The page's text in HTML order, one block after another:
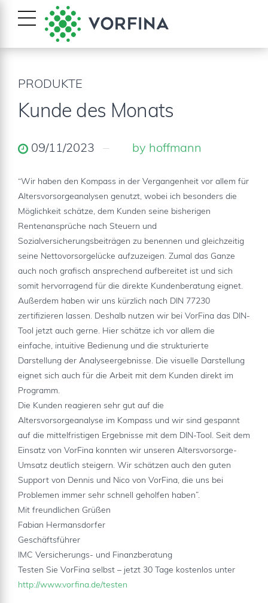
PRODUKTE
Kunde des Monats
09/11/2023 by hoffmann
“Wir haben den Kompass in der Vergangenheit vor allem für
Altersvorsorgeanalysen genutzt, wobei ich besonders die
Möglichkeit schätze, dem Kunden seine bisherigen
Rentenansprüche nach Steuern und
Sozialversicherungsbeiträgen zu benennen und gleichzeitig
seine Nettovorsorgelücke aufzuzeigen. Zumal das Ganze
auch noch grafisch ansprechend aufbereitet ist und sich
somit hervorragend für die direkte Kundenberatung eignet.
Außerdem haben wir uns kürzlich nach DIN 77230
zertifizieren lassen. Deshalb nutzen wir bei VorFina das DIN-
Tool jetzt auch gerne. Hier schätze ich vor allem die
einfache, intuitive Bedienung und die strukturierte
Darstellung der Analyseergebnisse. Die visuelle Darstellung
eignet sich auch für die Arbeit mit dem Kunden direkt im
Programm.
Die Kunden reagieren sehr gut auf die
Altersvorsorgeanalyse im Kompass und wir sind gespannt
auf die mittelfristigen Ergebnisse mit dem DIN-Tool. Seit dem
Einsatz von VorFina konnten wir unseren Altersvorsorge-
Umsatz deutlich steigern. Wir schätzen auch den guten
Support von Dennis und Nico von VorFina, die uns bei
Problemen immer sehr schnell geholfen haben”.
Mit freundlichen Grüßen
Fabian Hermansdorfer
Geschäftsführer
IMC Versicherungs- und Finanzberatung
Testen Sie VorFina selbst – jetzt 30 Tage kostenlos unter
http://www.vorfina.de/testen